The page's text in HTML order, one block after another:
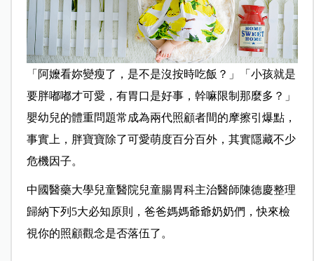
「阿嬤看妳變瘦了，是不是沒按時吃飯？」「小孩就是
要胖嘟嘟才可愛，有胃口是好事，幹嘛限制那麼多？」
嬰幼兒的體重問題常成為兩代照顧者間的摩擦引爆點，
事實上，胖寶寶除了可愛萌度百分百外，其實隱藏不少
危機因子。
中國醫藥大學兒童醫院兒童腸胃科主治醫師陳德慶整理
歸納下列5大必知原則，爸爸媽媽爺爺奶奶們，快來檢
視你的照顧觀念是否落伍了。